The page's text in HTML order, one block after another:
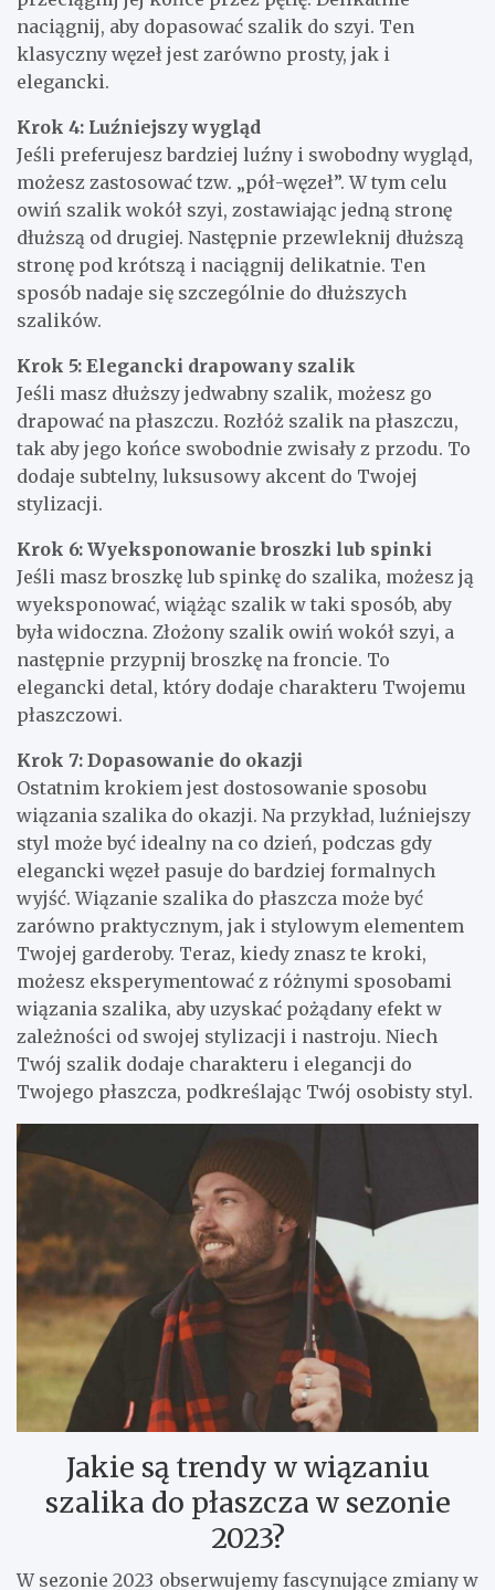
naciągnij, aby dopasować szalik do szyi. Ten
klasyczny węzeł jest zarówno prosty, jak i
elegancki.
Krok 4: Luźniejszy wygląd
Jeśli preferujesz bardziej luźny i swobodny wygląd,
możesz zastosować tzw. „pół-węzeł”. W tym celu
owiń szalik wokół szyi, zostawiając jedną stronę
dłuższą od drugiej. Następnie przewleknij dłuższą
stronę pod krótszą i naciągnij delikatnie. Ten
sposób nadaje się szczególnie do dłuższych
szalików.
Krok 5: Elegancki drapowany szalik
Jeśli masz dłuższy jedwabny szalik, możesz go
drapować na płaszczu. Rozłóż szalik na płaszczu,
tak aby jego końce swobodnie zwisały z przodu. To
dodaje subtelny, luksusowy akcent do Twojej
stylizacji.
Krok 6: Wyeksponowanie broszki lub spinki
Jeśli masz broszkę lub spinkę do szalika, możesz ją
wyeksponować, wiążąc szalik w taki sposób, aby
była widoczna. Złożony szalik owiń wokół szyi, a
następnie przypnij broszkę na froncie. To
elegancki detal, który dodaje charakteru Twojemu
płaszczowi.
Krok 7: Dopasowanie do okazji
Ostatnim krokiem jest dostosowanie sposobu
wiązania szalika do okazji. Na przykład, luźniejszy
styl może być idealny na co dzień, podczas gdy
elegancki węzeł pasuje do bardziej formalnych
wyjść. Wiązanie szalika do płaszcza może być
zarówno praktycznym, jak i stylowym elementem
Twojej garderoby. Teraz, kiedy znasz te kroki,
możesz eksperymentować z różnymi sposobami
wiązania szalika, aby uzyskać pożądany efekt w
zależności od swojej stylizacji i nastroju. Niech
Twój szalik dodaje charakteru i elegancji do
Twojego płaszcza, podkreślając Twój osobisty styl.
Jakie są trendy w wiązaniu
szalika do płaszcza w sezonie
2023?
W sezonie 2023 obserwujemy fascynujące zmiany w